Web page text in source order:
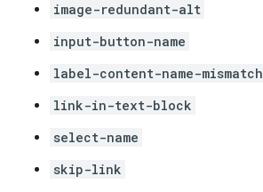
image-redundant-alt
input-button-name
label-content-name-mismatch
link-in-text-block
select-name
skip-link